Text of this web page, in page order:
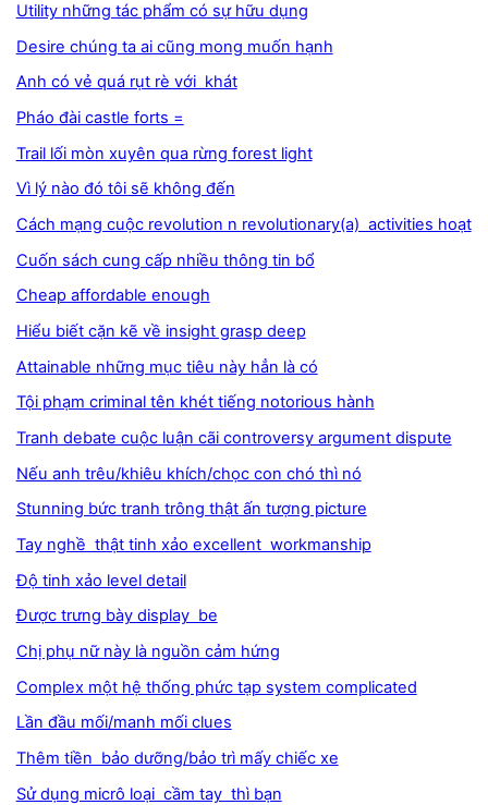
Utility những tác phẩm có sự hữu dụng
Desire chúng ta ai cũng mong muốn hạnh
Anh có vẻ quá rụt rè với khát
Pháo đài castle forts =
Trail lối mòn xuyên qua rừng forest light
Vì lý nào đó tôi sẽ không đến
Cách mạng cuộc revolution n revolutionary(a) activities hoạt
Cuốn sách cung cấp nhiều thông tin bổ
Cheap affordable enough
Hiểu biết cặn kẽ về insight grasp deep
Attainable những mục tiêu này hẳn là có
Tội phạm criminal tên khét tiếng notorious hành
Tranh debate cuộc luận cãi controversy argument dispute
Nếu anh trêu/khiêu khích/chọc con chó thì nó
Stunning bức tranh trông thật ấn tượng picture
Tay nghề thật tinh xảo excellent workmanship
Độ tinh xảo level detail
Được trưng bày display be
Chị phụ nữ này là nguồn cảm hứng
Complex một hệ thống phức tạp system complicated
Lần đầu mối/manh mối clues
Thêm tiền bảo dưỡng/bảo trì mấy chiếc xe
Sử dụng micrô loại cầm tay thì bạn